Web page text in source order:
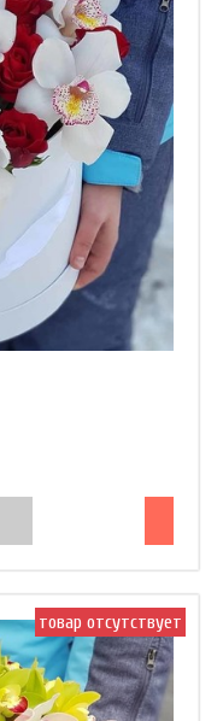
товар отсутствует